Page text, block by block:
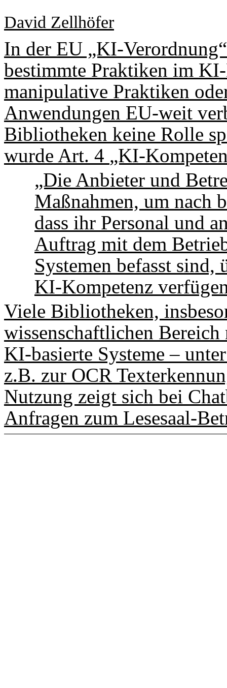
David Zellhöfer
In der EU „KI-
bestimmte Praktiken im
manipulative Praktiken
Anwendungen EU-weit
Bibliotheken keine Rolle
wurde Art. 4 „KI-
„Die Anbieter und
Maßnahmen, um nach
dass ihr Personal und
Auftrag mit dem
Systemen befasst sind,
KI-Kompetenz
Viele Bibliotheken,
wissenschaftlichen
KI-basierte Systeme –
z.B. zur OCR
Nutzung zeigt sich bei
Anfragen zum Lesesaal-